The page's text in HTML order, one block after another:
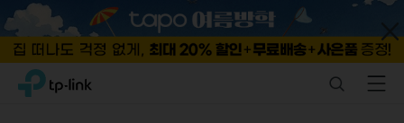
ClickTP-Link, Reliably Smart SearchMenu